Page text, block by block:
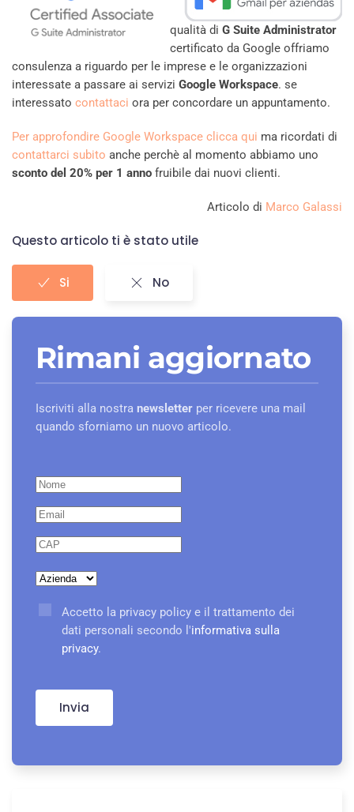
qualità di G Suite Administrator
certificato da Google offriamo
consulenza a riguardo per le imprese e le organizzazioni
interessate a passare ai servizi Google Workspace. se
interessato contattaci ora per concordare un appuntamento.
Per approfondire Google Workspace clicca qui ma ricordati di
contattarci subito anche perchè al momento abbiamo uno
sconto del 20% per 1 anno fruibile dai nuovi clienti.
Articolo di Marco Galassi
Questo articolo ti è stato utile
Si No
Rimani aggiornato
Iscriviti alla nostra newsletter per ricevere una mail
quando sforniamo un nuovo articolo.
Accetto la privacy policy e il trattamento dei
dati personali secondo l'informativa sulla
privacy.
Invia